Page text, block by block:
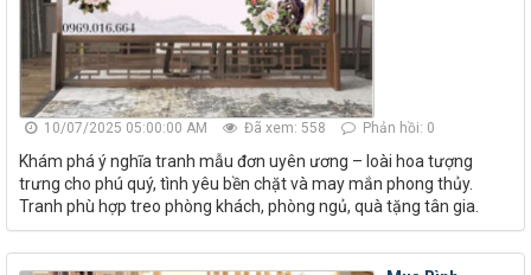
10/07/2025 05:00:00 AM Đã xem: 558 Phản hồi: 0
Khám phá ý nghĩa tranh mẫu đơn uyên ương – loài hoa tượng
trưng cho phú quý, tình yêu bền chặt và may mắn phong thủy.
Tranh phù hợp treo phòng khách, phòng ngủ, quà tặng tân gia.